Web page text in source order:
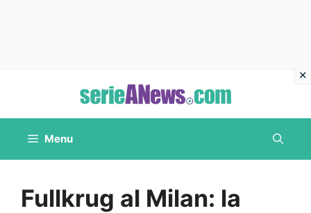
contenuto
Menu
Fullkrug al Milan: la